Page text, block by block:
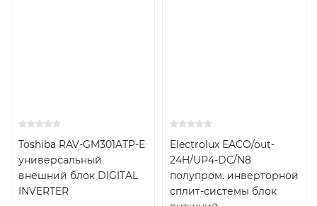
Toshiba RAV-GM301ATP-E
универсальный
внешний блок DIGITAL
INVERTER
Electrolux EACO/out-
24H/UP4-DC/N8
полупром. инверторной
сплит-системы блок